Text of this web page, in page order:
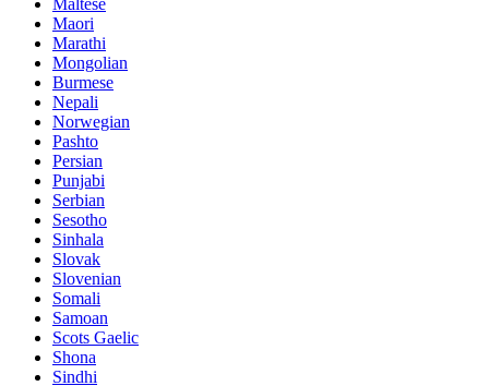
Maori
Marathi
Mongolian
Burmese
Nepali
Norwegian
Pashto
Persian
Punjabi
Serbian
Sesotho
Sinhala
Slovak
Slovenian
Somali
Samoan
Scots Gaelic
Shona
Sindhi